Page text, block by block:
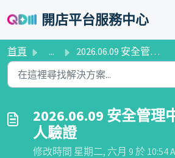
開店平台服務中心
首頁 ... 2026.06.09 安全管理中心 新增 機器人驗證
2026.06.09 安全管理
人驗證
修改時間 星期二, 六月 9 於 10:54